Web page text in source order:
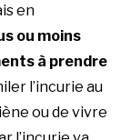
en
ou moins
à prendre
l’incurie au
ou de vivre